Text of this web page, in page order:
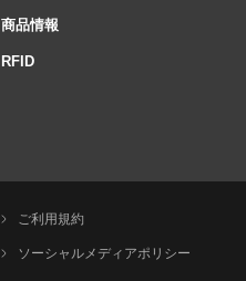
商品情報
RFID
ご利用規約
ソーシャルメディアポリシー